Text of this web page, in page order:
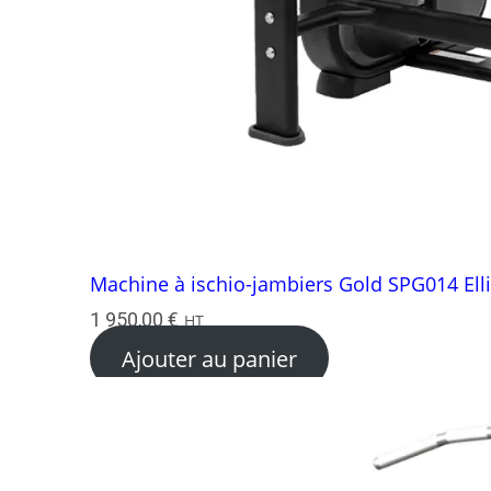
Machine à ischio-jambiers Gold SPG014
1 950,00 € HT
Ajouter au panier